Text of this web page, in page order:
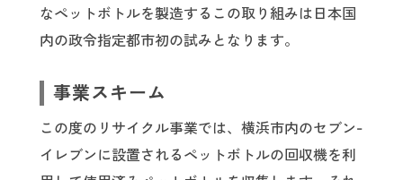
なペットボトルを製造するこの取り組みは日本国
内の政令指定都市初の試みとなります。
事業スキーム
この度のリサイクル事業では、横浜市内のセブン-
イレブンに設置されるペットボトルの回収機を利